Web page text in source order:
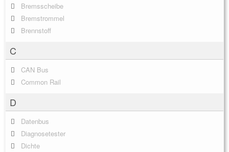
Bremsscheibe
Bremstrommel
Brennstoff
C
CAN Bus
Common Rail
D
Datenbus
Diagnosetester
Dichte